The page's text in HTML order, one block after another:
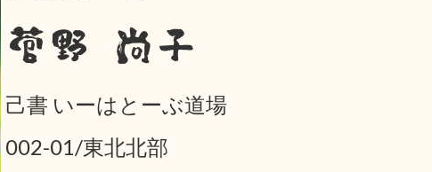
菅野 尚子
己書 いーはとーぶ道場
002-01/東北北部